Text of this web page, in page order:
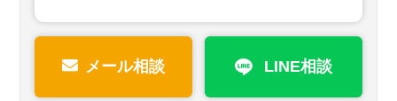
メール相談 LINE相談